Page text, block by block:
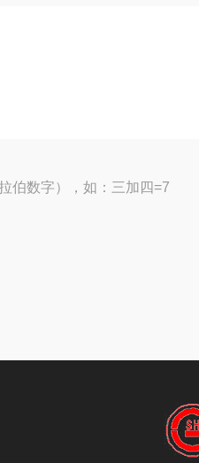
伯数字），如：三加四=7